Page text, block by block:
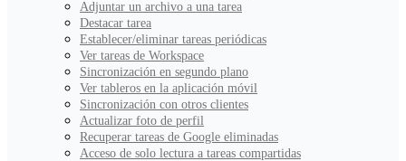
Adjuntar un archivo a una tarea
Destacar tarea
Establecer/eliminar tareas periódicas
Ver tareas de Workspace
Sincronización en segundo plano
Ver tableros en la aplicación móvil
Sincronización con otros clientes
Actualizar foto de perfil
Recuperar tareas de Google eliminadas
Acceso de solo lectura a tareas compartidas